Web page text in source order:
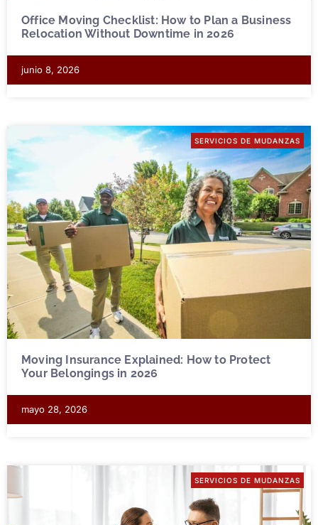
Office Moving Checklist: How to Plan a Business
Relocation Without Downtime in 2026
junio 8, 2026
SERVICIOS DE MUDANZAS
Moving Insurance Explained: How to Protect
Your Belongings in 2026
mayo 28, 2026
SERVICIOS DE MUDANZAS